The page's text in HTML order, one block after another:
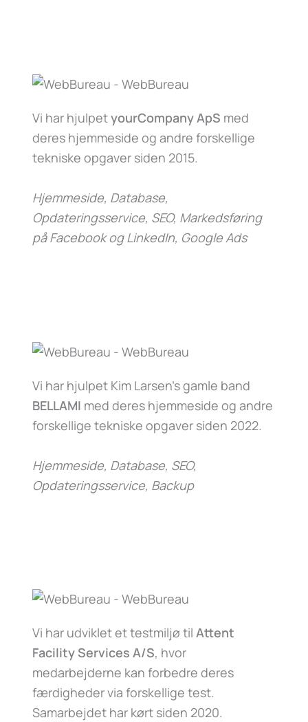
Vi har hjulpetyourCompany ApS med
deres hjemmeside og andre forskellige
tekniske opgaver siden 2015.
Hjemmeside, Database,
Opdateringsservice, SEO, Markedsføring
på Facebook og LinkedIn, Google Ads
Vi har hjulpet Kim Larsen’s gamle band
BELLAMI med deres hjemmeside og andre
forskellige tekniske opgaver siden 2022.
Hjemmeside, Database, SEO,
Opdateringsservice, Backup
Vi har udviklet et testmiljø til Attent
Facility Services A/S, hvor
medarbejderne kan forbedre deres
færdigheder via forskellige test.
Samarbejdet har kørt siden 2020.